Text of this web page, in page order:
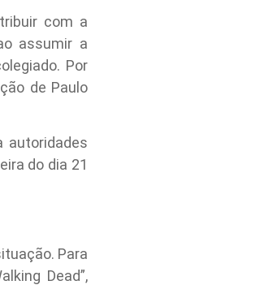
com a
assumir a
Por
de Paulo
autoridades
do dia 21
Para
Dead”,